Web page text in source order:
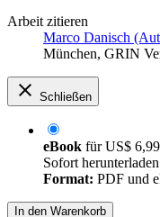
Arbeit zitieren
Marco Danisch
München, GRIN
Schließen
eBook fürUS$ 6,99
Sofort
Format: PDF und
In den Warenkorb